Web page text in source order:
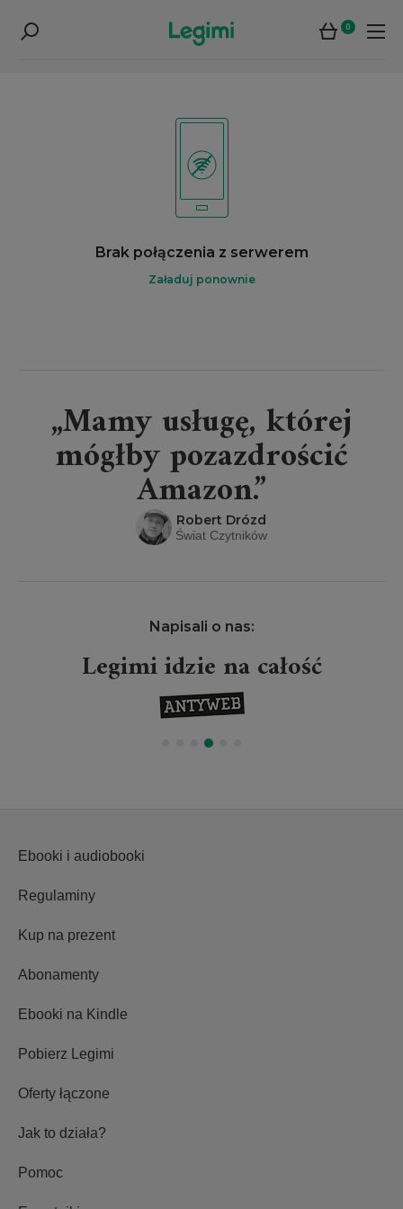
0
Brak połączenia z serwerem
Załaduj ponownie
„Mamy usługę, której
mógłby pozazdrościć
Amazon.”
Robert Drózd
Świat Czytników
Napisali o nas:
Legimi idzie na całość
Ebooki i audiobooki
Regulaminy
Kup na prezent
Abonamenty
Ebooki na Kindle
Pobierz Legimi
Oferty łączone
Jak to działa?
Pomoc